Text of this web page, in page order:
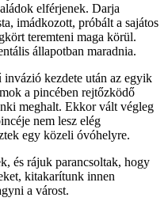
elférjenek. Darja
imádkozott, próbált a sajátos
teremteni maga körül.
állapotban maradnia.
kezdete után az egyik
a pincében rejtőzködő
meghalt. Ekkor vált végleg
nem lesz elég
egy közeli óvóhelyre.
és rájuk parancsoltak, hogy
kitakarítunk innen
a várost.